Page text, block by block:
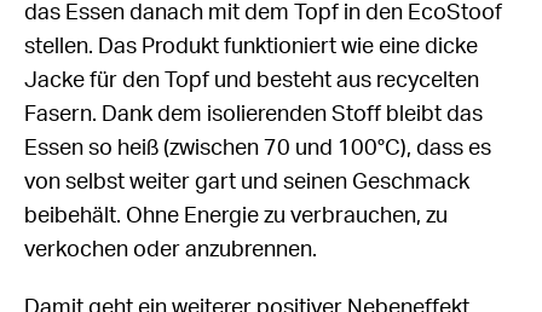
das Essen danach mit dem Topf in den EcoStoof
stellen. Das Produkt funktioniert wie eine dicke
Jacke für den Topf und besteht aus recycelten
Fasern. Dank dem isolierenden Stoff bleibt das
Essen so heiß (zwischen 70 und 100°C), dass es
von selbst weiter gart und seinen Geschmack
beibehält. Ohne Energie zu verbrauchen, zu
verkochen oder anzubrennen.